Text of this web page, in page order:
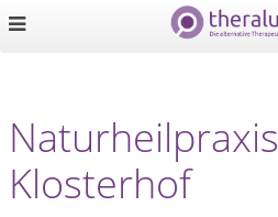
Naturheilpraxis
Klosterhof